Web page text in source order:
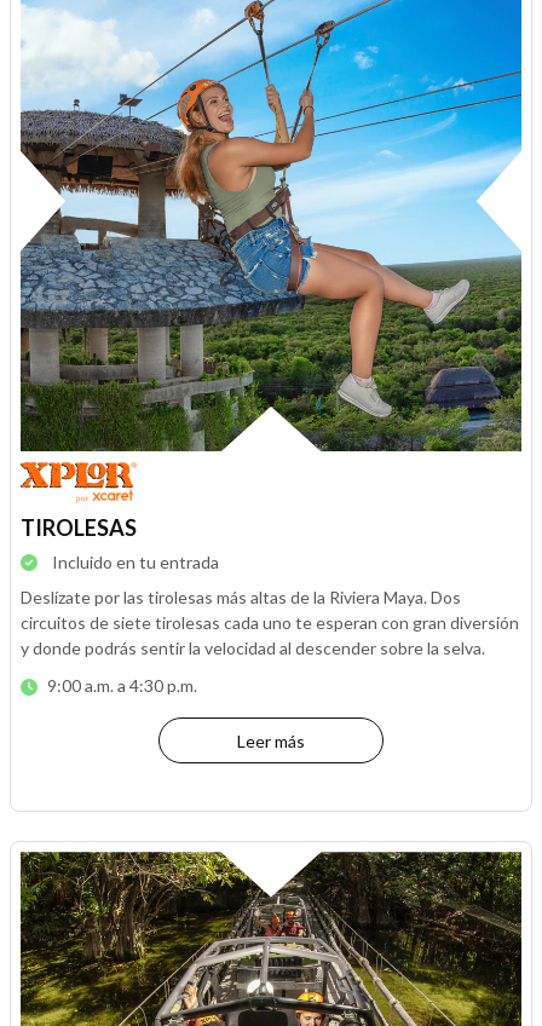
TIROLESAS
Incluido en tu entrada
Deslízate por las tirolesas más altas de la Riviera Maya. Dos
circuitos de siete tirolesas cada uno te esperan con gran diversión
y donde podrás sentir la velocidad al descender sobre la selva.
9:00 a.m. a 4:30 p.m.
Leer más